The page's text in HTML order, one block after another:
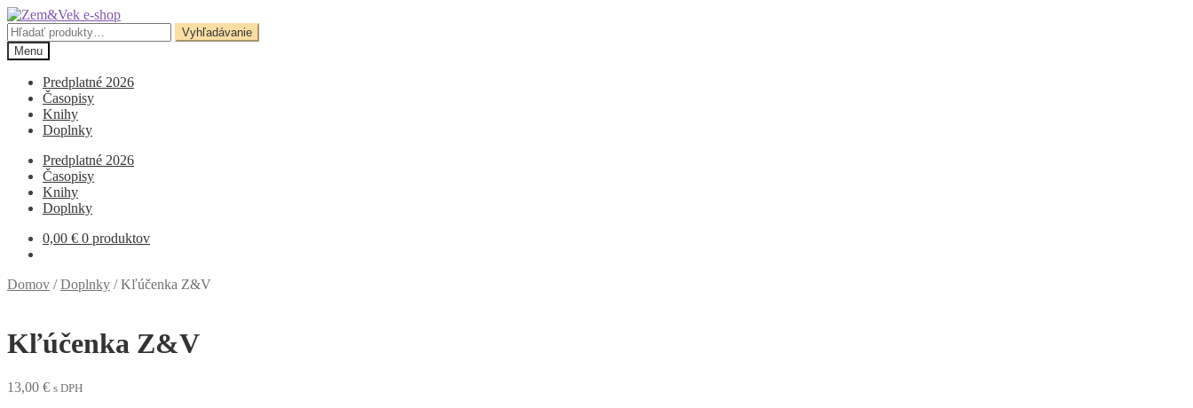
Preskočiť
na
navigáciu
Preskočiť
na
obsah
Hľadať:
Vyhľadávanie
Menu
Predplatné 2026
Časopisy
Knihy
Doplnky
Predplatné 2026
Časopisy
Knihy
Doplnky
0,00 € 0 produktov
Domov /Doplnky /Kľúčenka Z&V
Kľúčenka Z&V
13,00 € s DPH